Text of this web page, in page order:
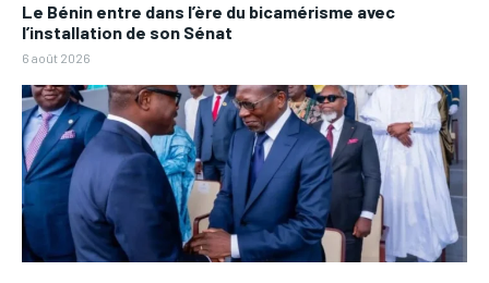
Le Bénin entre dans l’ère du bicamérisme avec
l’installation de son Sénat
6 août 2026